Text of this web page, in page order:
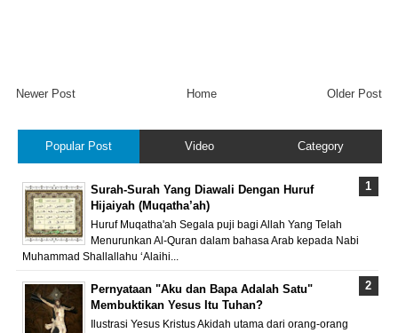
Newer Post Older Post
Home
Popular Post Video Category
Surah-Surah Yang Diawali Dengan Huruf
Hijaiyah (Muqatha’ah)
Huruf Muqatha'ah Segala puji bagi Allah Yang Telah
Menurunkan Al-Quran dalam bahasa Arab kepada Nabi
Muhammad Shallallahu ‘Alaihi...
Pernyataan "Aku dan Bapa Adalah Satu"
Membuktikan Yesus Itu Tuhan?
Ilustrasi Yesus Kristus Akidah utama dari orang-orang